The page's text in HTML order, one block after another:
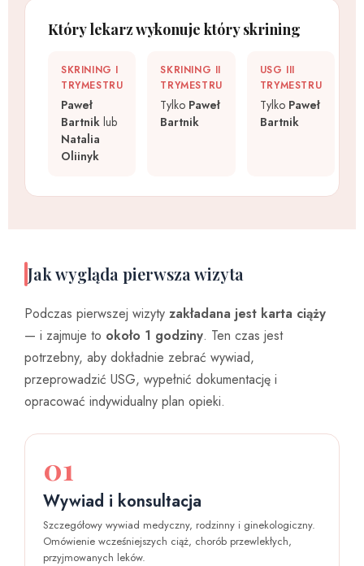
Który lekarz wykonuje który skrining
SKRINING I
TRYMESTRU
Paweł
Bartnik lub
Natalia
Oliinyk
SKRINING II
TRYMESTRU
Tylko Paweł
Bartnik
USG III
TRYMESTRU
Tylko Paweł
Bartnik
Jak wygląda pierwsza wizyta
Podczas pierwszej wizyty zakładana jest karta ciąży
— i zajmuje to około 1 godziny. Ten czas jest
potrzebny, aby dokładnie zebrać wywiad,
przeprowadzić USG, wypełnić dokumentację i
opracować indywidualny plan opieki.
01
Wywiad i konsultacja
Szczegółowy wywiad medyczny, rodzinny i ginekologiczny.
Omówienie wcześniejszych ciąż, chorób przewlekłych,
przyjmowanych leków.